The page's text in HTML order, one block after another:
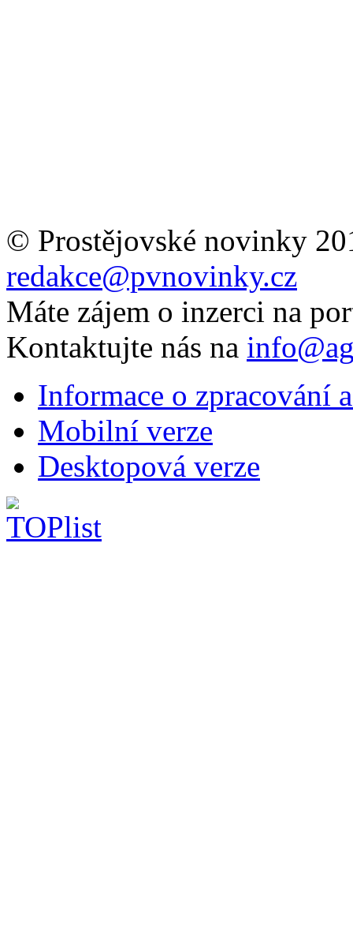
© Prostějovské novinky
redakce@pvnovinky.cz
Máte zájem o inzerci na
Kontaktujte nás na
Informace o zpracování
Mobilní verze
Desktopová verze